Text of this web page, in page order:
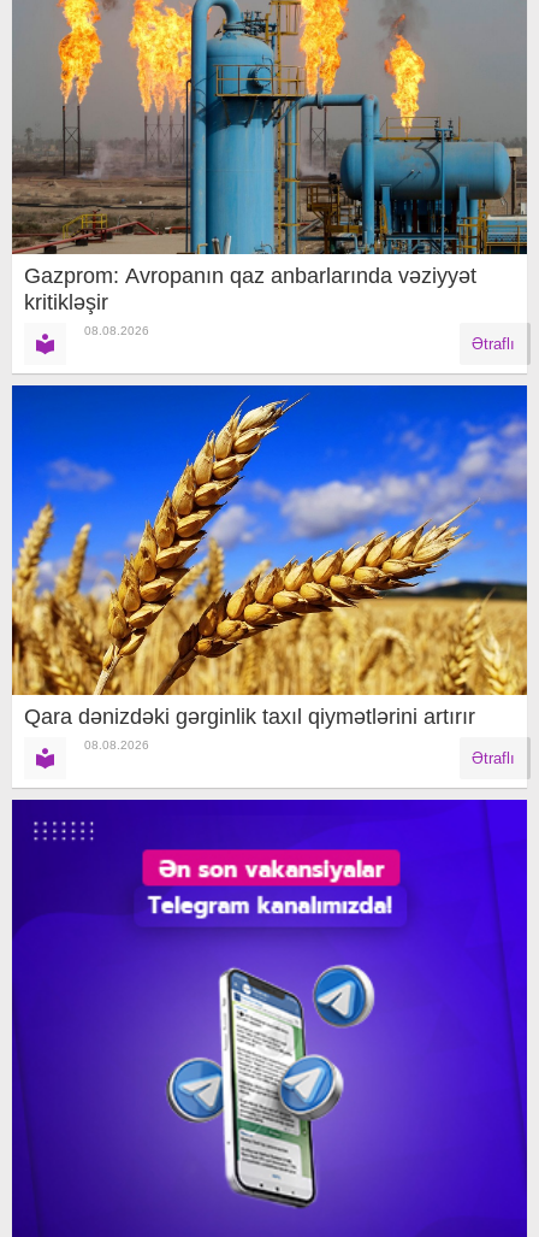
Gazprom: Avropanın qaz anbarlarında vəziyyət
kritikləşir
08.08.2026
Ətraflı
Qara dənizdəki gərginlik taxıl qiymətlərini artırır
08.08.2026
Ətraflı